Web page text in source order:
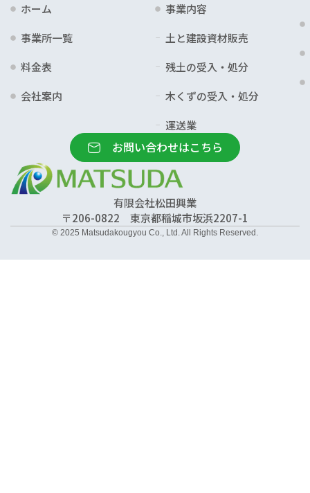
有限会社松田興業
〒206-0822 東京都稲城市坂浜2207-1
ホーム
事業所一覧
料金表
会社案内
事業内容
土と建設資材販売
残土の受入・処分
木くずの受入・処分
運送業
お問い合わせはこちら
© 2025 Matsudakougyou Co., Ltd. All Rights Reserved.